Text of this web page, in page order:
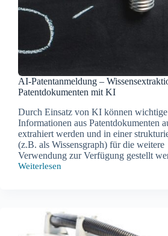
AI-Patentanmeldung –
Patentdokumenten mit KI
Durch Einsatz von KI können wichtige
Informationen aus Patentdokumenten
extrahiert werden und in einer
(z.B. als Wissensgraph) für die weitere
Verwendung zur Verfügung gestellt
Weiterlesen
AI-
Patentdokumenten
mit